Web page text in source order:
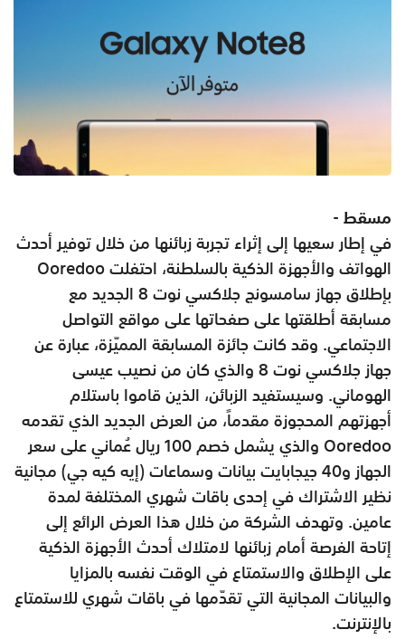
مسقط-
في إطار سعيها إلى إثراء تجربة زبائنها من خلال توفير أحدث
الهواتف والأجهزة الذكية بالسلطنة، احتفلت Ooredoo
بإطلاق جهاز سامسونج جلاكسي نوت 8 الجديد مع
مسابقة أطلقتها على صفحاتها على مواقع التواصل
الاجتماعي. وقد كانت جائزة المسابقة المميّزة، عبارة عن
جهاز جلاكسي نوت 8 والذي كان من نصيب عيسى
الهوماني. وسيستفيد الزبائن، الذين قاموا باستلام
أجهزتهم المحجوزة مقدماً، من العرض الجديد الذي تقدمه
Ooredoo والذي يشمل خصم 100 ريال عُماني على سعر
الجهاز و40 جيجابايت بيانات وسماعات (إيه كيه جي) مجانية
نظير الاشتراك في إحدى باقات شهري المختلفة لمدة
عامين. وتهدف الشركة من خلال هذا العرض الرائع إلى
إتاحة الفرصة أمام زبائنها لامتلاك أحدث الأجهزة الذكية
على الإطلاق والاستمتاع في الوقت نفسه بالمزايا
والبيانات المجانية التي تقدّمها في باقات شهري للاستمتاع
بالإنترنت.